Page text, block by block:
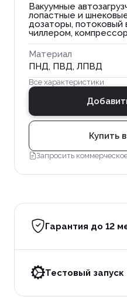
Вакуумные
лопастные и
дозаторы, потоковый
чиллером,
Материал
ПНД, ПВД, ЛПВД
Все характеристики
Купить
Запросить
Гарантия до 12
Тестовый запуск